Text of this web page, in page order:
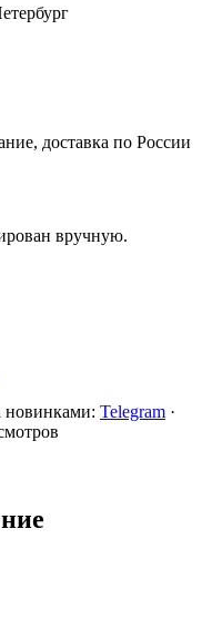
доставка по России
вручную.
новинками: Telegram ·